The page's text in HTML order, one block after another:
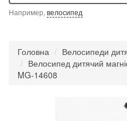
Например, велосипед
Головна
Велосипеди
Велосипед дитячий
MG-14608